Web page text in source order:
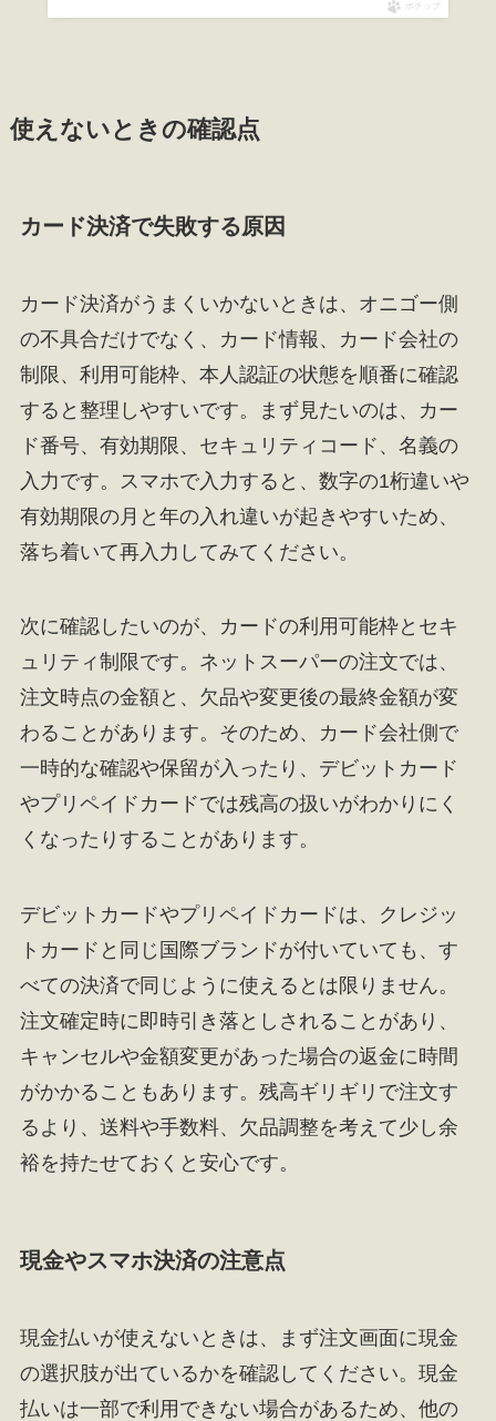
ポチップ
使えないときの確認点
カード決済で失敗する原因
カード決済がうまくいかないときは、オニゴー側
の不具合だけでなく、カード情報、カード会社の
制限、利用可能枠、本人認証の状態を順番に確認
すると整理しやすいです。まず見たいのは、カー
ド番号、有効期限、セキュリティコード、名義の
入力です。スマホで入力すると、数字の1桁違いや
有効期限の月と年の入れ違いが起きやすいため、
落ち着いて再入力してみてください。
次に確認したいのが、カードの利用可能枠とセキ
ュリティ制限です。ネットスーパーの注文では、
注文時点の金額と、欠品や変更後の最終金額が変
わることがあります。そのため、カード会社側で
一時的な確認や保留が入ったり、デビットカード
やプリペイドカードでは残高の扱いがわかりにく
くなったりすることがあります。
デビットカードやプリペイドカードは、クレジッ
トカードと同じ国際ブランドが付いていても、す
べての決済で同じように使えるとは限りません。
注文確定時に即時引き落としされることがあり、
キャンセルや金額変更があった場合の返金に時間
がかかることもあります。残高ギリギリで注文す
るより、送料や手数料、欠品調整を考えて少し余
裕を持たせておくと安心です。
現金やスマホ決済の注意点
現金払いが使えないときは、まず注文画面に現金
の選択肢が出ているかを確認してください。現金
払いは一部で利用できない場合があるため、他の